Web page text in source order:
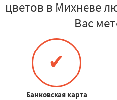
цветов в Михневе
Вас
✔
Банковская карта